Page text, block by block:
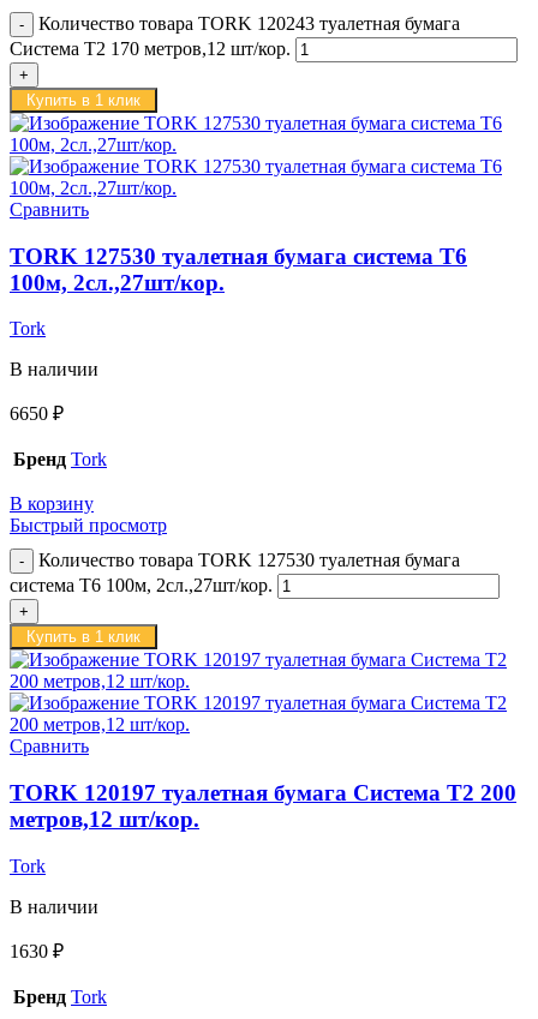
Количество товара TORK 120243 туалетная бумага
Система Т2 170 метров,12 шт/кор.
Купить в 1 клик
Сравнить
TORK 127530 туалетная бумага система Т6
100м, 2сл.,27шт/кор.
Tork
В наличии
6650 ₽
Бренд Tork
В корзину
Быстрый просмотр
Количество товара TORK 127530 туалетная бумага
система Т6 100м, 2сл.,27шт/кор.
Купить в 1 клик
Сравнить
TORK 120197 туалетная бумага Система Т2 200
метров,12 шт/кор.
Tork
В наличии
1630 ₽
Бренд Tork